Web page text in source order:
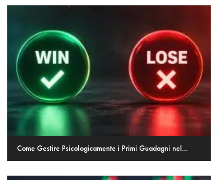
Come Gestire Psicologicamente i Primi Guadagni nel...